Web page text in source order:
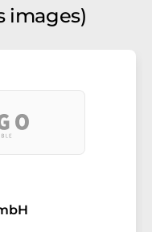
images)